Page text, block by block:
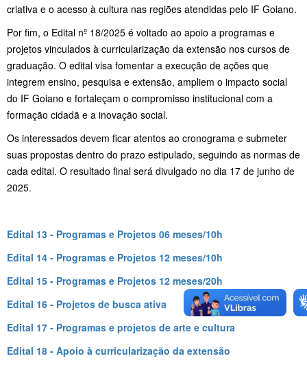
criativa e o acesso à cultura nas regiões atendidas pelo IF Goiano​.
Por fim, o Edital nº 18/2025 é voltado ao apoio a programas e
projetos vinculados à curricularização da extensão nos cursos de
graduação. O edital visa fomentar a execução de ações que
integrem ensino, pesquisa e extensão, ampliem o impacto social
do IF Goiano e fortaleçam o compromisso institucional com a
formação cidadã e a inovação social​.
Os interessados devem ficar atentos ao cronograma e submeter
suas propostas dentro do prazo estipulado, seguindo as normas de
cada edital. O resultado final será divulgado no dia 17 de junho de
2025.
Edital 13 - Programas e Projetos 06 meses/10h
Edital 14 - Programas e Projetos 12 meses/10h
Edital 15 - Programas e Projetos 12 meses/20h
Edital 16 - Projetos de busca ativa
Edital 17 - Programas e projetos de arte e cultura
Edital 18 - Apoio à curricularização da extensão